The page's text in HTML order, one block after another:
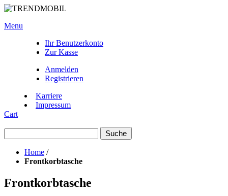
Menu
Ihr Benutzerkonto
Zur Kasse
Anmelden
Registrieren
Karriere
Impressum
Cart
Suche
Home /
Frontkorbtasche
Frontkorbtasche